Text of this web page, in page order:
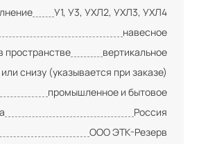
У1, У3, УХЛ2, УХЛ3, УХЛ4
навесное
пространстве
вертикальное
снизу (указывается при заказе)
промышленное и бытовое
Россия
ООО ЭТК-Резерв